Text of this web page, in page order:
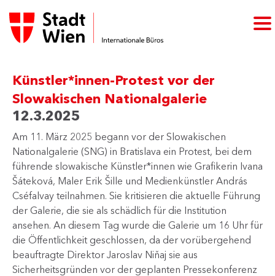
Künstler*innen-Protest vor der
Slowakischen Nationalgalerie
12.3.2025
Am 11. März 2025 begann vor der Slowakischen
Nationalgalerie (SNG) in Bratislava ein Protest, bei dem
führende slowakische Künstler*innen wie Grafikerin Ivana
Šáteková, Maler Erik Šille und Medienkünstler András
Cséfalvay teilnahmen. Sie kritisieren die aktuelle Führung
der Galerie, die sie als schädlich für die Institution
ansehen. An diesem Tag wurde die Galerie um 16 Uhr für
die Öffentlichkeit geschlossen, da der vorübergehend
beauftragte Direktor Jaroslav Niňaj sie aus
Sicherheitsgründen vor der geplanten Pressekonferenz